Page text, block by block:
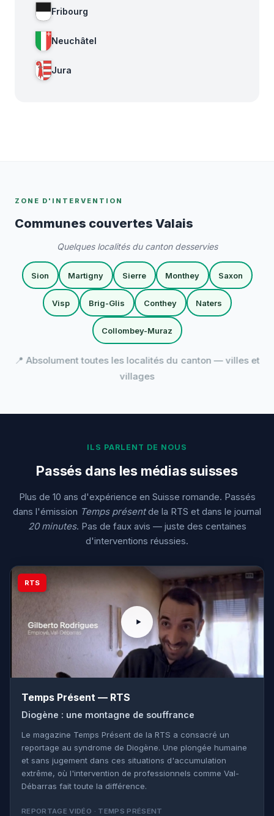
Fribourg
Neuchâtel
Jura
ZONE D'INTERVENTION
Communes couvertes Valais
Quelques localités du canton desservies
Sion Martigny Sierre Monthey Saxon
Visp Brig-Glis Conthey Naters
Collombey-Muraz
📍 Absolument toutes les localités du canton — villes et
villages
ILS PARLENT DE NOUS
Passés dans les médias suisses
Plus de 10 ans d'expérience en Suisse romande. Passés
dans l'émission Temps présentde la RTS et dans le journal
20 minutes. Pas de faux avis — juste des centaines
d'interventions réussies.
RTS
Temps Présent — RTS
Diogène : une montagne de souffrance
Le magazine Temps Présent de la RTS a consacré un
reportage au syndrome de Diogène. Une plongée humaine
et sans jugement dans ces situations d'accumulation
extrême, où l'intervention de professionnels comme Val-
Débarras fait toute la différence.
REPORTAGE VIDÉO · TEMPS PRÉSENT